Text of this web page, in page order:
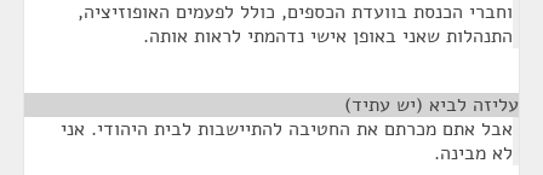
וחברי הכנסת בוועדת הכספים, כולל לפעמים האופוזיציה,
התנהלות שאני באופן אישי נדהמתי לראות אותה.
עליזה לביא (יש עתיד)
אבל אתם מכרתם את החטיבה להתיישבות לבית היהודי. אני
לא מבינה.